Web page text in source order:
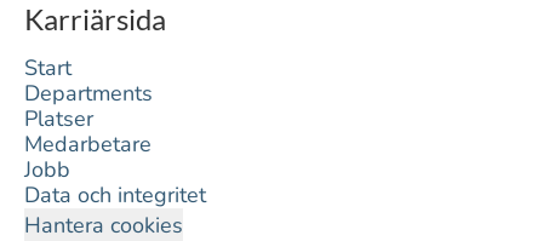
Karriärsida
Start
Departments
Platser
Medarbetare
Jobb
Data och integritet
Hantera cookies